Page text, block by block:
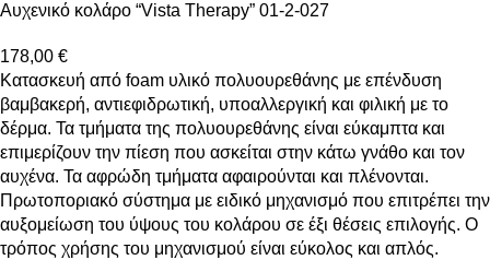
Αυχενικό κολάρο “Vista Therapy” 01-2-027
178,00 €
Κατασκευή από foam υλικό πολυουρεθάνης με επένδυση
βαμβακερή, αντιεφιδρωτική, υποαλλεργική και φιλική με το
δέρμα. Τα τμήματα της πολυουρεθάνης είναι εύκαμπτα και
επιμερίζουν την πίεση που ασκείται στην κάτω γνάθο και τον
αυχένα. Τα αφρώδη τμήματα αφαιρούνται και πλένονται.
Πρωτοποριακό σύστημα με ειδικό μηχανισμό που επιτρέπει την
αυξομείωση του ύψους του κολάρου σε έξι θέσεις επιλογής. Ο
τρόπος χρήσης του μηχανισμού είναι εύκολος και απλός.